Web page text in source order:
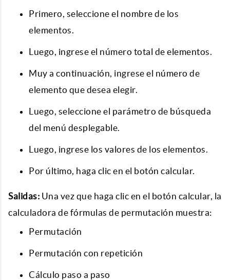
Primero, seleccione el nombre de los
elementos.
Luego, ingrese el número total de elementos.
Muy a continuación, ingrese el número de
elemento que desea elegir.
Luego, seleccione el parámetro de búsqueda
del menú desplegable.
Luego, ingrese los valores de los elementos.
Por último, haga clic en el botón calcular.
Salidas: Una vez que haga clic en el botón calcular, la
calculadora de fórmulas de permutación muestra:
Permutación
Permutación con repetición
Cálculo paso a paso